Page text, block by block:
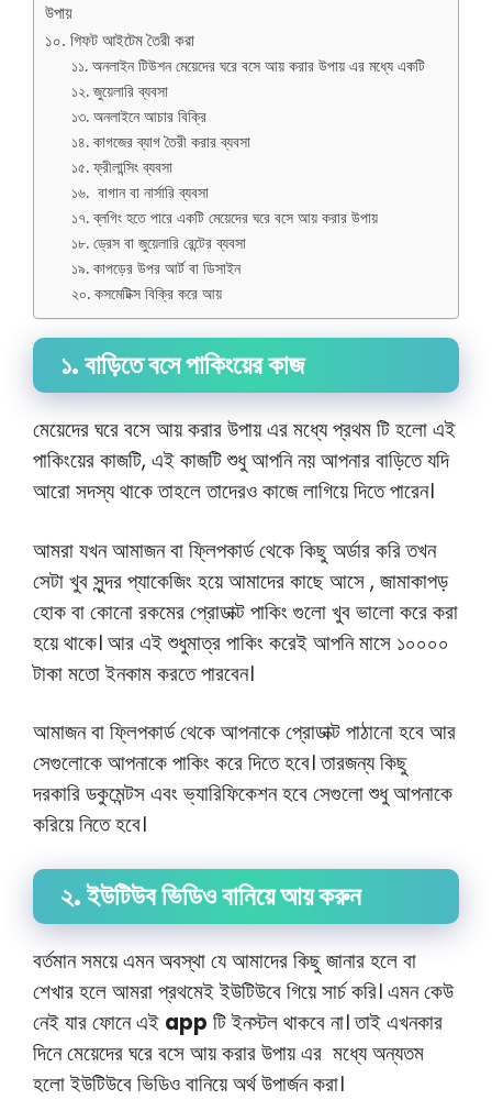
উপায়
১০. গিফট আইটেম তৈরী করা
১১. অনলাইন টিউশন মেয়েদের ঘরে বসে আয় করার উপায় এর মধ্যে একটি
১২. জুয়েলারি ব্যবসা
১৩. অনলাইনে আচার বিক্রি
১৪. কাগজের ব্যাগ তৈরী করার ব্যবসা
১৫. ফ্রীলান্সিং ব্যবসা
১৬. বাগান বা নার্সারি ব্যবসা
১৭. ব্লগিং হতে পারে একটি মেয়েদের ঘরে বসে আয় করার উপায়
১৮. ড্রেস বা জুয়েলারি রেন্টের ব্যবসা
১৯. কাপড়ের উপর আর্ট বা ডিসাইন
২০. কসমেটিক্স বিক্রি করে আয়
১. বাড়িতে বসে পাকিংয়ের কাজ
মেয়েদের ঘরে বসে আয় করার উপায় এর মধ্যে প্রথম টি হলো এই
পাকিংয়ের কাজটি, এই কাজটি শুধু আপনি নয় আপনার বাড়িতে যদি
আরো সদস্য থাকে তাহলে তাদেরও কাজে লাগিয়ে দিতে পারেন।
আমরা যখন আমাজন বা ফ্লিপকার্ড থেকে কিছু অর্ডার করি তখন
সেটা খুব সুন্দর প্যাকেজিং হয়ে আমাদের কাছে আসে , জামাকাপড়
হোক বা কোনো রকমের প্রোডাক্ট পাকিং গুলো খুব ভালো করে করা
হয়ে থাকে। আর এই শুধুমাত্র পাকিং করেই আপনি মাসে ১০০০০
টাকা মতো ইনকাম করতে পারবেন।
আমাজন বা ফ্লিপকার্ড থেকে আপনাকে প্রোডাক্ট পাঠানো হবে আর
সেগুলোকে আপনাকে পাকিং করে দিতে হবে। তারজন্য কিছু
দরকারি ডকুমেন্টস এবং ভ্যারিফিকেশন হবে সেগুলো শুধু আপনাকে
করিয়ে নিতে হবে।
২. ইউটিউব ভিডিও বানিয়ে আয় করুন
বর্তমান সময়ে এমন অবস্থা যে আমাদের কিছু জানার হলে বা
শেখার হলে আমরা প্রথমেই ইউটিউবে গিয়ে সার্চ করি। এমন কেউ
নেই যার ফোনে এই app টি ইনস্টল থাকবে না। তাই এখনকার
দিনে মেয়েদের ঘরে বসে আয় করার উপায় এর মধ্যে অন্যতম
হলো ইউটিউবে ভিডিও বানিয়ে অর্থ উপার্জন করা।